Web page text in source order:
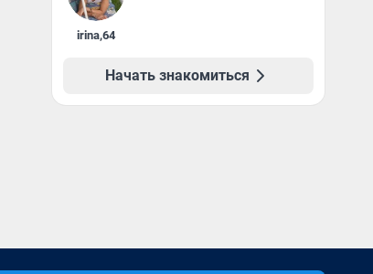
irina,64
Начать знакомиться